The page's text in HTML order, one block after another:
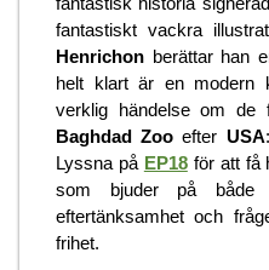
fantastiskt vackra
Henrichon berättar han
helt klart är en modern
verklig händelse om de
Baghdad Zoo efter USA
Lyssna på EP18för att få
som bjuder på
eftertänksamhet och
frihet.